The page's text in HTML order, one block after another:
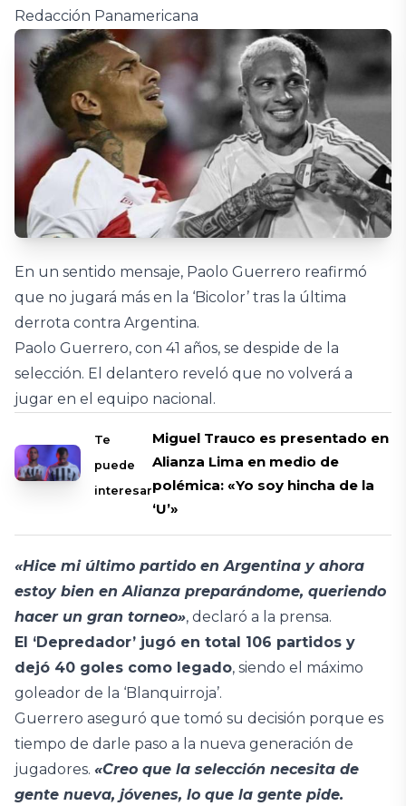
Redacción Panamericana
En un sentido mensaje, Paolo Guerrero reafirmó
que no jugará más en la ‘Bicolor’ tras la última
derrota contra Argentina.
Paolo Guerrero, con 41 años, se despide de la
selección. El delantero reveló que no volverá a
jugar en el equipo nacional.
Te
puede
interesar
Miguel Trauco es presentado en
Alianza Lima en medio de
polémica: «Yo soy hincha de la
‘U’»
«Hice mi último partido en Argentina y ahora
estoy bien en Alianza preparándome, queriendo
hacer un gran torneo», declaró a la prensa.
El ‘Depredador’ jugó en total 106 partidos y
dejó 40 goles como legado, siendo el máximo
goleador de la ‘Blanquirroja’.
Guerrero aseguró que tomó su decisión porque es
tiempo de darle paso a la nueva generación de
jugadores. «Creo que la selección necesita de
gente nueva, jóvenes, lo que la gente pide.